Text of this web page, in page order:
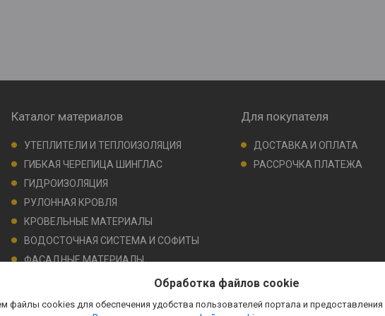
Каталог материалов
УТЕПЛИТЕЛИ И ТЕПЛОИЗОЛЯЦИЯ
ГИБКАЯ ЧЕРЕПИЦА ШИНГЛАС
ГИДРОИЗОЛЯЦИЯ
РУЛОННАЯ КРОВЛЯ
КРОВЕЛЬНЫЕ МАТЕРИАЛЫ
ВОДОСТОЧНАЯ СИСТЕМА И СОФИТЫ
ФАСАДНЫЕ МАТЕРИАЛЫ
Для покупателя
ДОСТАВКА И ОПЛАТА
РАССРОЧКА ПЛАТЕЖА
Обработка файлов cookie
файлы cookies для обеспечения удобства пользователей портала и